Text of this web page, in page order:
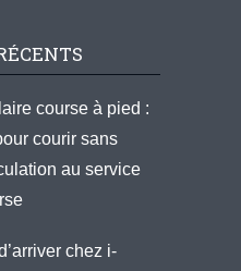
course à pied :
courir sans
au service
chez i-